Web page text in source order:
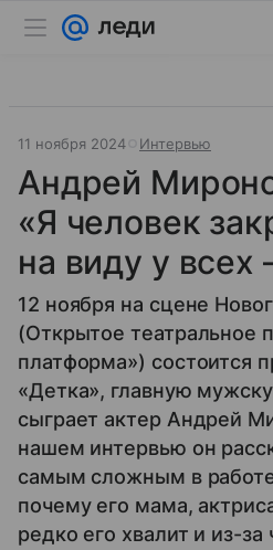
11 ноября 2024 Интервью
Андрей
«Я человек
на виду у
12 ноября на сцене
(Открытое театральное
платформа») состоится
«Детка», главную
сыграет актер Андрей
нашем интервью он
самым сложным в
почему его мама,
редко его хвалит и из-за